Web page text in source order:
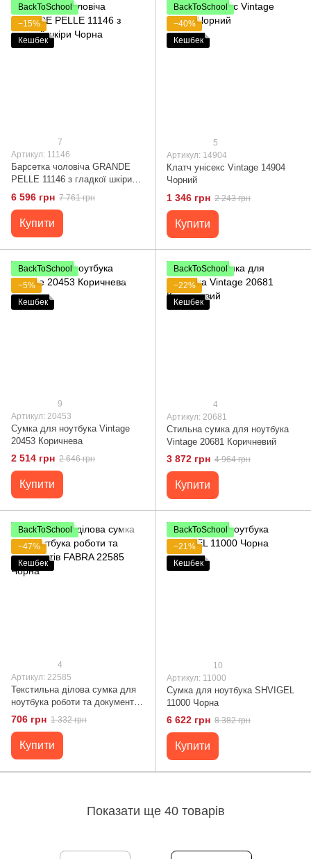
BackToSchool
−15%
Кешбек
7
Артикул: 11146
Барсетка чоловіча GRANDE
PELLE 11146 з гладкої шкіри
Чорна
6 596 грн 7 761 грн
Купити
BackToSchool
−40%
Кешбек
5
Артикул: 14904
Клатч унісекс Vintage 14904
Чорний
1 346 грн 2 243 грн
Купити
BackToSchool
−5%
Кешбек
9
Артикул: 20453
Сумка для ноутбука Vintage
20453 Коричнева
2 514 грн 2 646 грн
Купити
BackToSchool
−22%
Кешбек
4
Артикул: 20681
Стильна сумка для ноутбука
Vintage 20681 Коричневий
3 872 грн 4 964 грн
Купити
BackToSchool
−47%
Кешбек
4
Артикул: 22585
Текстильна ділова сумка для
ноутбука роботи та документів
FABRA 22585 Чорна
706 грн 1 332 грн
Купити
BackToSchool
−21%
Кешбек
10
Артикул: 11000
Сумка для ноутбука SHVIGEL
11000 Чорна
6 622 грн 8 382 грн
Купити
Показати ще 40 товарів